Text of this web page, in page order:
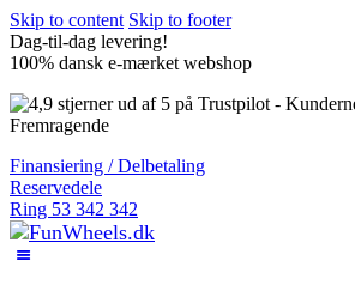
Skip to content Skip to footer
Dag-til-dag levering!
100% dansk e-mærket webshop
Fremragende
Finansiering / Delbetaling
Reservedele
Ring 53 342 342